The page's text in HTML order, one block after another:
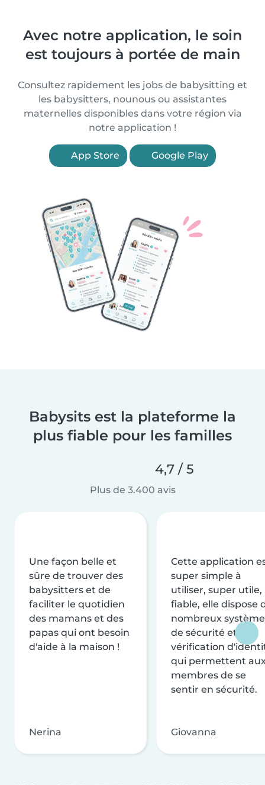
Avec notre application, le soin
est toujours à portée de main
Consultez rapidement les jobs de babysitting et
les babysitters, nounous ou assistantes
maternelles disponibles dans votre région via
notre application !
App Store Google Play
Babysits est la plateforme la
plus fiable pour les familles
4,7 / 5
Plus de 3.400 avis
Une façon belle et
sûre de trouver des
babysitters et de
faciliter le quotidien
des mamans et des
papas qui ont besoin
d'aide à la maison !
Nerina
Cette application
super simple à
utiliser, super utile,
fiable, elle dispose
nombreux
de sécurité et de
vérification
qui permettent
membres de se
sentir en sécurité.
Giovanna